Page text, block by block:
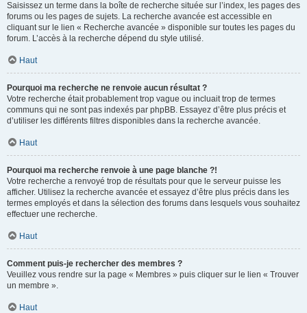
Saisissez un terme dans la boîte de recherche située sur l’index, les pages des
forums ou les pages de sujets. La recherche avancée est accessible en
cliquant sur le lien « Recherche avancée » disponible sur toutes les pages du
forum. L’accès à la recherche dépend du style utilisé.
Haut
Pourquoi ma recherche ne renvoie aucun résultat ?
Votre recherche était probablement trop vague ou incluait trop de termes
communs qui ne sont pas indexés par phpBB. Essayez d’être plus précis et
d’utiliser les différents filtres disponibles dans la recherche avancée.
Haut
Pourquoi ma recherche renvoie à une page blanche ?!
Votre recherche a renvoyé trop de résultats pour que le serveur puisse les
afficher. Utilisez la recherche avancée et essayez d’être plus précis dans les
termes employés et dans la sélection des forums dans lesquels vous souhaitez
effectuer une recherche.
Haut
Comment puis-je rechercher des membres ?
Veuillez vous rendre sur la page « Membres » puis cliquer sur le lien « Trouver
un membre ».
Haut